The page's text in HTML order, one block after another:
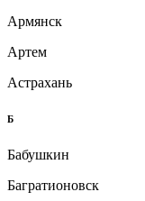
Армянск
Артем
Астрахань
Б
Бабушкин
Багратионовск